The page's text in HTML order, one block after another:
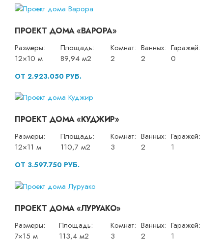
ПРОЕКТ ДОМА «ВАРОРА»
Размеры:
12×10 м
Площадь:
89,94 м2
Комнат:
2
Ванных:
2
Гаражей:
0
ОТ 2.923.050 РУБ.
ПРОЕКТ ДОМА «КУДЖИР»
Размеры:
12×11 м
Площадь:
110,7 м2
Комнат:
3
Ванных:
2
Гаражей:
1
ОТ 3.597.750 РУБ.
ПРОЕКТ ДОМА «ЛУРУАКО»
Размеры:
7×15 м
Площадь:
113,4 м2
Комнат:
3
Ванных:
2
Гаражей:
1